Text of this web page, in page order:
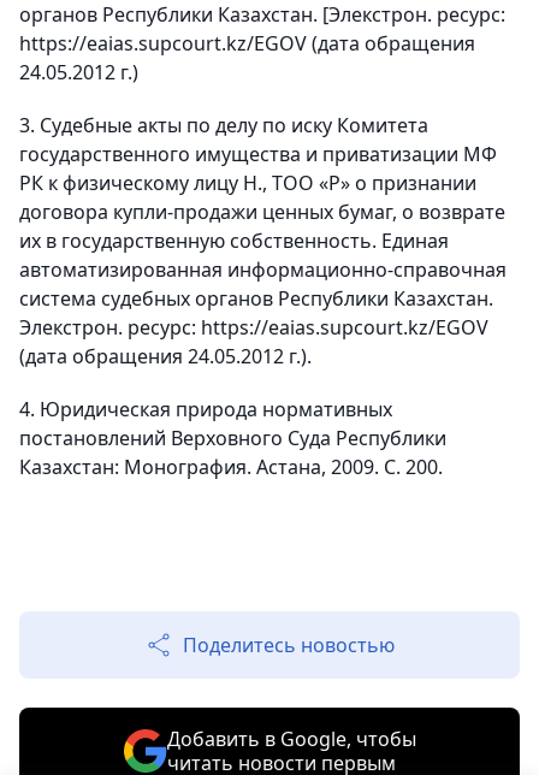
органов Республики Казахстан. [Элекстрон. ресурс:
https://eaias.supcourt.kz/EGOV (дата обращения
24.05.2012 г.)
3. Судебные акты по делу по иску Комитета
государственного имущества и приватизации МФ
РК к физическому лицу Н., ТОО «Р» о признании
договора купли-продажи ценных бумаг, о возврате
их в государственную собственность. Единая
автоматизированная информационно-справочная
система судебных органов Республики Казахстан.
Элекстрон. ресурс: https://eaias.supcourt.kz/EGOV
(дата обращения 24.05.2012 г.).
4. Юридическая природа нормативных
постановлений Верховного Суда Республики
Казахстан: Монография. Астана, 2009. С. 200.
Поделитесь новостью
Добавить в Google, чтобы
читать новости первым